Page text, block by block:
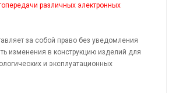
различных электронных
за собой право без уведомления
изменения в конструкцию изделий для
и эксплуатационных